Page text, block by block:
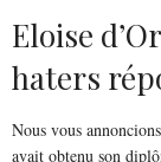
Eloise
haters
Nous vous
avait obtenu son